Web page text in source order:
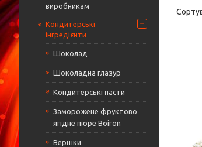
виробникам
Кондитерські
інгредієнти
Шоколад
Шоколадна глазур
Кондитерські пасти
Заморожене фруктово
ягідне пюре Boiron
Вершки